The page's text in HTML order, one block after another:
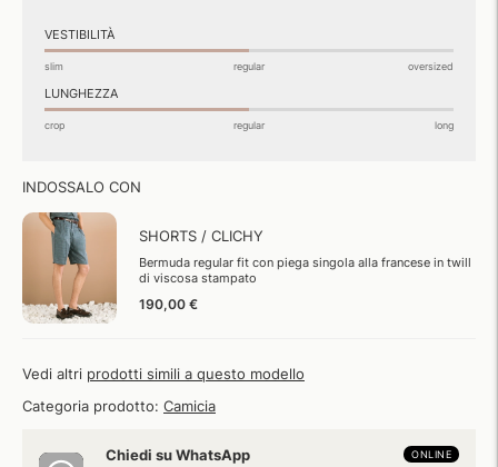
VESTIBILITÀ
slim regular oversized
LUNGHEZZA
crop regular long
INDOSSALO CON
SHORTS / CLICHY
Bermuda regular fit con piega singola alla francese in twill
di viscosa stampato
190,00 €
Vedi altri prodotti simili a questo modello
Categoria prodotto: Camicia
Chiedi su WhatsApp ONLINE